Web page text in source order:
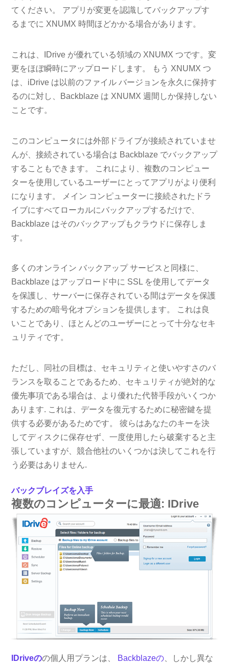
てください。 アプリが変更を認識してバックアップす
るまでに XNUMX 時間ほどかかる場合があります。
これは、IDrive が優れている領域の XNUMX つです。変
更をほぼ瞬時にアップロードします。 もう XNUMX つ
は、iDrive は以前のファイル バージョンを永久に保持す
るのに対し、Backblaze は XNUMX 週間しか保持しない
ことです。
このコンピュータには外部ドライブが接続されていませ
んが、接続されている場合は Backblaze でバックアップ
することもできます。 これにより、複数のコンピュー
ターを使用しているユーザーにとってアプリがより便利
になります。 メイン コンピューターに接続されたドラ
イブにすべてローカルにバックアップするだけで、
Backblaze はそのバックアップもクラウドに保存しま
す。
多くのオンライン バックアップ サービスと同様に、
Backblaze はアップロード中に SSL を使用してデータ
を保護し、サーバーに保存されている間はデータを保護
するための暗号化オプションを提供します。 これは良
いことであり、ほとんどのユーザーにとって十分なセキ
ュリティです。
ただし、同社の目標は、セキュリティと使いやすさのバ
ランスを取ることであるため、セキュリティが絶対的な
優先事項である場合は、より優れた代替手段がいくつか
あります. これは、データを復元するために秘密鍵を提
供する必要があるためです。 彼らはあなたのキーを決
してディスクに保存せず、一度使用したら破棄すると主
張していますが、競合他社のいくつかは決してこれを行
う必要はありません.
バックブレイズを入手
複数のコンピューターに最適: IDrive
IDriveのの個人用プランは、 Backblazeの 、しかし異な